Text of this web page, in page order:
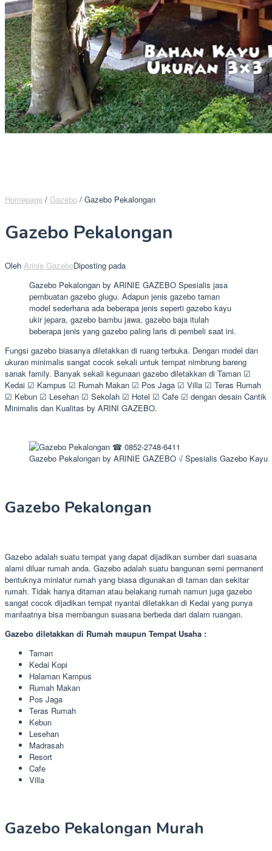
Homepage / Gazebo / Gazebo Pekalongan
Gazebo Pekalongan
Oleh Arinie GazeboDiposting pada
Gazebo Pekalongan by ARINIE GAZEBO Spesialis jasa
pembuatan gazebo glugu. Adapun jenis gazebo taman
model sederhana ada beberapa jenis seperti gazebo kayu
ukir jepara, gazebo bambu jawa, gazebo baja itulah
beberapa jenis yang gazebo paling laris di pembeli saat ini.
Fungsi gazebo biasanya diletakkan di ruang terbuka. Dengan model dan
ukuran minimalis sangat cocok sekali untuk tempat nimbrung bareng
sanak family. Banyak sekali kegunaan gazebo diletakkan di Taman ☑
Kedai ☑ Kampus ☑ Rumah Makan ☑ Pos Jaga ☑ Villa ☑ Teras Rumah
☑ Kebun ☑ Lesehan ☑ Sekolah ☑ Hotel ☑ Cafe ☑ dengan desain Cantik
Minimalis dan Kualitas by ARINI GAZEBO.
Gazebo Pekalongan by ARINIE GAZEBO √ Spesialis Gazebo Kayu
Gazebo Pekalongan
Gazebo adalah suatu tempat yang dapat dijadikan sumber dari suasana
alami diluar rumah anda. Gazebo adalah suatu bangunan semi permanent
bentuknya miniatur rumah yang biasa digunakan di taman dan sekitar
rumah. Tidak hanya ditaman atau belakang rumah namun juga gazebo
sangat cocok dijadikan tempat nyantai diletakkan di Kedai yang punya
manfaatnya bisa membangun suasana berbeda dari dalam ruangan.
Gazebo diletakkan di Rumah maupun Tempat Usaha :
Taman
Kedai Kopi
Halaman Kampus
Rumah Makan
Pos Jaga
Teras Rumah
Kebun
Lesehan
Madrasah
Resort
Cafe
Villa
Gazebo Pekalongan Murah